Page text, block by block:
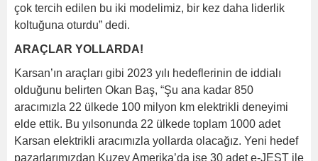
çok tercih edilen bu iki modelimiz, bir kez daha liderlik
koltuğuna oturdu” dedi.
ARAÇLAR YOLLARDA!
Karsan’ın araçları gibi 2023 yılı hedeflerinin de iddialı
olduğunu belirten Okan Baş, “Şu ana kadar 850
aracımızla 22 ülkede 100 milyon km elektrikli deneyimi
elde ettik. Bu yılsonunda 22 ülkede toplam 1000 adet
Karsan elektrikli aracımızla yollarda olacağız. Yeni hedef
pazarlarımızdan Kuzey Amerika’da ise 30 adet e-JEST ile